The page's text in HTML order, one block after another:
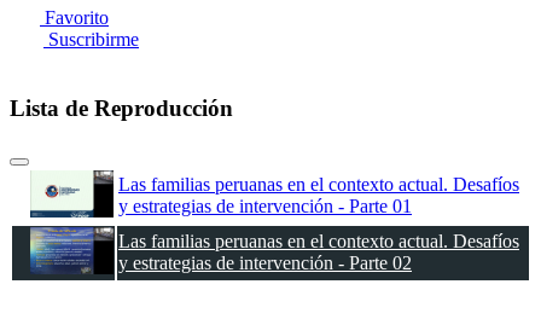
Favorito
Suscribirme
Lista de Reproducción
Las familias peruanas en el contexto actual. Desafíos
y estrategias de intervención - Parte 01
Las familias peruanas en el contexto actual. Desafíos
y estrategias de intervención - Parte 02